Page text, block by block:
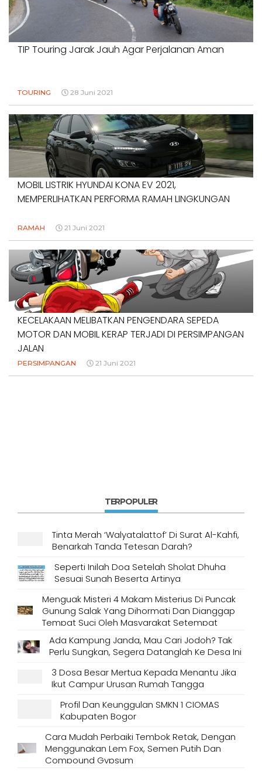
TIP Touring Jarak Jauh Agar Perjalanan Aman
TOURING 28 Juni 2021
MOBIL LISTRIK HYUNDAI KONA EV 2021,
MEMPERLIHATKAN PERFORMA RAMAH LINGKUNGAN
RAMAH 21 Juni 2021
KECELAKAAN MELIBATKAN PENGENDARA SEPEDA
MOTOR DAN MOBIL KERAP TERJADI DI PERSIMPANGAN
JALAN
PERSIMPANGAN 21 Juni 2021
TERPOPULER
Tinta Merah ‘Walyatalattof’ Di Surat Al-Kahfi,
Benarkah Tanda Tetesan Darah?
Seperti Inilah Doa Setelah Sholat Dhuha
Sesuai Sunah Beserta Artinya
Menguak Misteri 4 Makam Misterius Di Puncak
Gunung Salak Yang Dihormati Dan Dianggap
Tempat Suci Oleh Masyarakat Setempat
Ada Kampung Janda, Mau Cari Jodoh? Tak
Perlu Sungkan, Segera Datanglah Ke Desa Ini
3 Dosa Besar Mertua Kepada Menantu Jika
Ikut Campur Urusan Rumah Tangga
Profil Dan Keunggulan SMKN 1 CIOMAS
Kabupaten Bogor
Cara Mudah Perbaiki Tembok Retak, Dengan
Menggunakan Lem Fox, Semen Putih Dan
Compound Gypsum